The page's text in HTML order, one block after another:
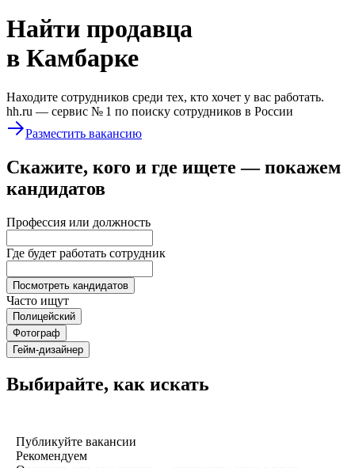
Найти продавца
в Камбарке
Находите сотрудников среди тех, кто хочет у вас работать.
hh.ru — сервис № 1 по поиску сотрудников в России
Разместить вакансию
Скажите, кого и где ищете — покажем
кандидатов
Профессия или должность
Где будет работать сотрудник
Посмотреть кандидатов
Часто ищут
Полицейский
Фотограф
Гейм-дизайнер
Выбирайте, как искать
Публикуйте вакансии
Рекомендуем